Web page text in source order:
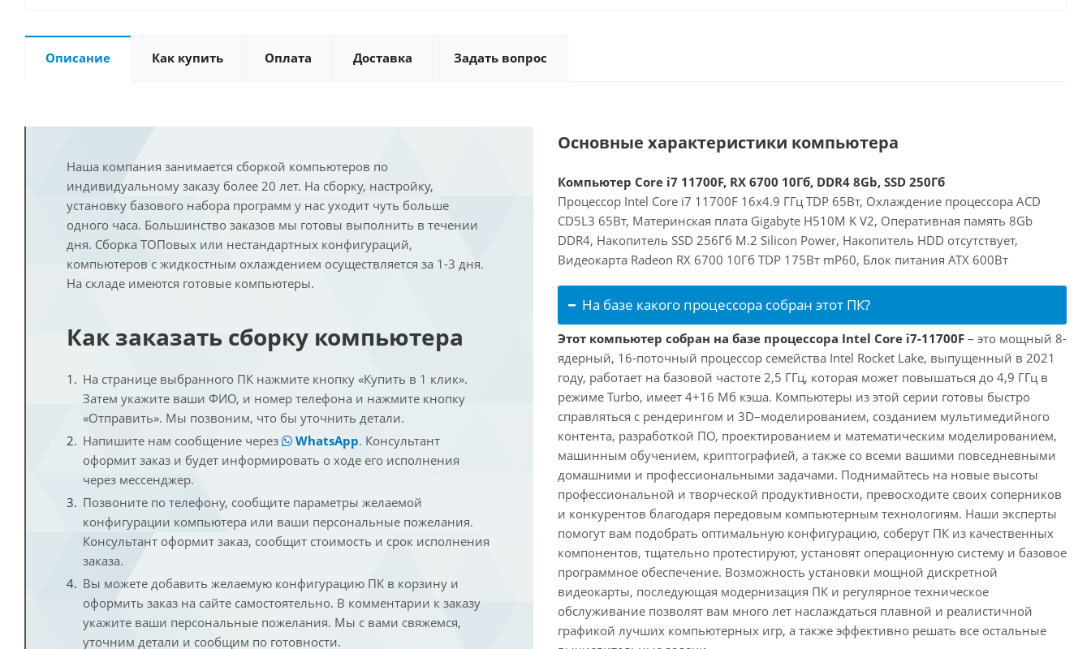
Описание Как купить Оплата Доставка Задать вопрос
Наша компания занимается сборкой компьютеров по
индивидуальному заказу более 20 лет. На сборку, настройку,
установку базового набора программ у нас уходит чуть больше
одного часа. Большинство заказов мы готовы выполнить в течении
дня. Сборка ТОПовых или нестандартных конфигураций,
компьютеров с жидкостным охлаждением осуществляется за 1-3 дня.
На складе имеются готовые компьютеры.
Как заказать сборку компьютера
На странице выбранного ПК нажмите кнопку «Купить в 1 клик».
Затем укажите ваши ФИО, и номер телефона и нажмите кнопку
«Отправить». Мы позвоним, что бы уточнить детали.
Напишите нам сообщение через
WhatsApp. Консультант
оформит заказ и будет информировать о ходе его исполнения
через мессенджер.
Позвоните по телефону, сообщите параметры желаемой
конфигурации компьютера или ваши персональные пожелания.
Консультант оформит заказ, сообщит стоимость и срок исполнения
заказа.
Вы можете добавить желаемую конфигурацию ПК в корзину и
оформить заказ на сайте самостоятельно. В комментарии к заказу
укажите ваши персональные пожелания. Мы с вами свяжемся,
уточним детали и сообщим по готовности.
Основные характеристики компьютера
Компьютер Core i7 11700F, RX 6700 10Гб, DDR4 8Gb, SSD 250Гб
Процессор Intel Core i7 11700F 16x4.9 ГГц TDP 65Вт, Охлаждение процессора ACD
CD5L3 65Вт, Материнская плата Gigabyte H510M K V2, Оперативная память 8Gb
DDR4, Накопитель SSD 256Гб M.2 Silicon Power, Накопитель HDD отсутствует,
Видеокарта Radeon RX 6700 10Гб TDP 175Вт mP60, Блок питания ATX 600Вт
На базе какого процессора собран этот ПК?
Этот компьютер собран на базе процессора Intel Core i7-11700F – это мощный 8-
ядерный, 16-поточный процессор семейства Intel Rocket Lake, выпущенный в 2021
году, работает на базовой частоте 2,5 ГГц, которая может повышаться до 4,9 ГГц в
режиме Turbo, имеет 4+16 Мб кэша. Компьютеры из этой серии готовы быстро
справляться с рендерингом и 3D–моделированием, созданием мультимедийного
контента, разработкой ПО, проектированием и математическим моделированием,
машинным обучением, криптографией, а также со всеми вашими повседневными
домашними и профессиональными задачами. Поднимайтесь на новые высоты
профессиональной и творческой продуктивности, превосходите своих соперников
и конкурентов благодаря передовым компьютерным технологиям. Наши эксперты
помогут вам подобрать оптимальную конфигурацию, соберут ПК из качественных
компонентов, тщательно протестируют, установят операционную систему и базовое
программное обеспечение. Возможность установки мощной дискретной
видеокарты, последующая модернизация ПК и регулярное техническое
обслуживание позволят вам много лет наслаждаться плавной и реалистичной
графикой лучших компьютерных игр, а также эффективно решать все остальные